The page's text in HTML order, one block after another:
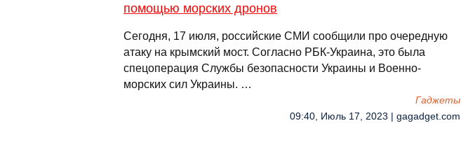
помощью морских дронов
Сегодня, 17 июля, российские СМИ сообщили про очередную
атаку на крымский мост. Согласно РБК-Украина, это была
спецоперация Службы безопасности Украины и Военно-
морских сил Украины. …
Гаджеты
09:40, Июль 17, 2023 | gagadget.com